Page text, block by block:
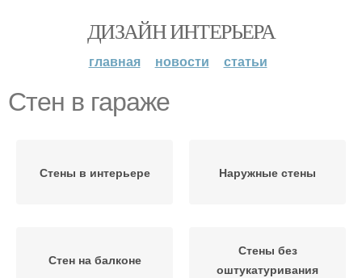
ДИЗАЙН ИНТЕРЬЕРА
главная новости статьи
Стен в гараже
Стены в интерьере Наружные стены
Стен на балконе
Стены без
оштукатуривания